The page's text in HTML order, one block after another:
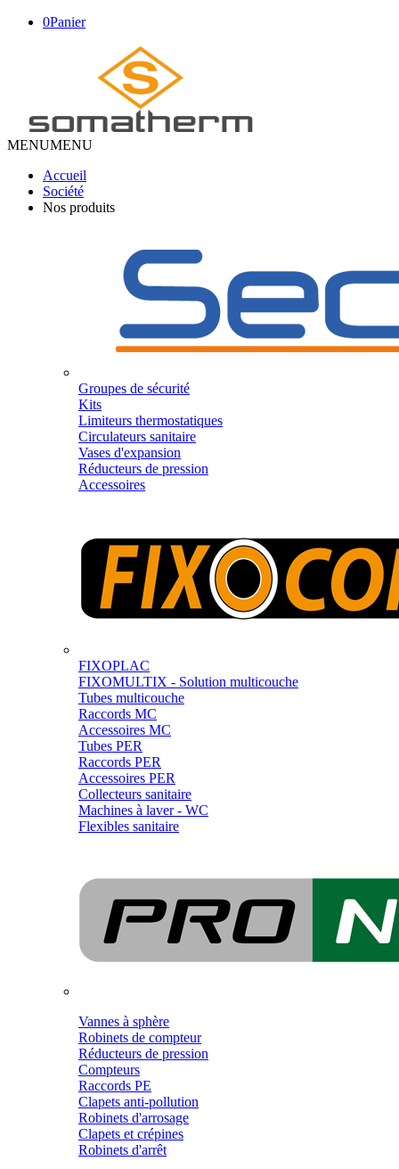
0Panier
MENUMENU
Accueil
Société
Nos produits
Groupes de sécurité
Kits
Limiteurs thermostatiques
Circulateurs sanitaire
Vases d'expansion
Réducteurs de pression
Accessoires
FIXOPLAC
FIXOMULTIX - Solution multicouche
Tubes multicouche
Raccords MC
Accessoires MC
Tubes PER
Raccords PER
Accessoires PER
Collecteurs sanitaire
Machines à laver - WC
Flexibles sanitaire
Vannes à sphère
Robinets de compteur
Réducteurs de pression
Compteurs
Raccords PE
Clapets anti-pollution
Robinets d'arrosage
Clapets et crépines
Robinets d'arrêt